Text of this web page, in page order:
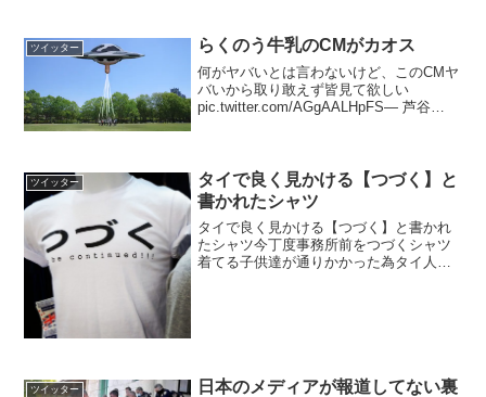
ツイッター らくのう牛乳のCMがカオス
何がヤバいとは言わないけど、このCMヤ
バいから取り敢えず皆見て欲しい
pic.twitter.com/AGgAALHpFS— 芦谷
ツイッター
タイで良く見かける【つづく】と
書かれたシャツ
タイで良く見かける【つづく】と書かれ
たシャツ今丁度事務所前をつづくシャツ
着てる子供達が通りかかった為タイ人ス
ツイッター
日本のメディアが報道してない裏